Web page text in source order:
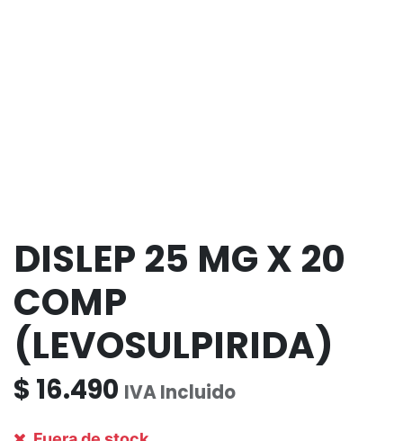
DISLEP 25 MG X 20
COMP
(LEVOSULPIRIDA)
$ 16.490 IVA Incluido